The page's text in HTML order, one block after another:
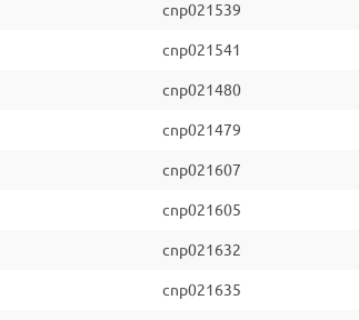
cnp021539
cnp021541
cnp021480
cnp021479
cnp021607
cnp021605
cnp021632
cnp021635